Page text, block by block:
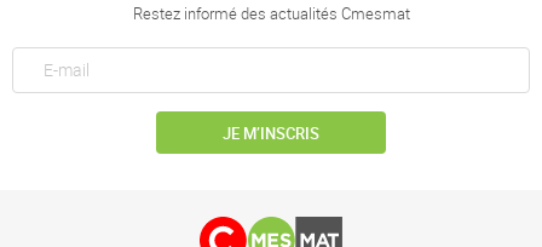
Restez informé des actualités Cmesmat
JE M’INSCRIS